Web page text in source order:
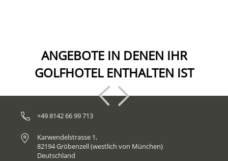
ANGEBOTE IN DENEN IHR
GOLFHOTEL ENTHALTEN IST
+49 8142 66 99 713
Karwendelstrasse 1,
82194 Gröbenzell (westlich von München)
Deutschland